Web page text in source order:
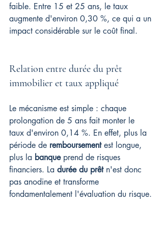
faible. Entre 15 et 25 ans, le taux
augmente d'environ 0,30 %, ce qui a un
impact considérable sur le coût final.
Relation entre durée du prêt
immobilier et taux appliqué
Le mécanisme est simple : chaque
prolongation de 5 ans fait monter le
taux d'environ 0,14 %. En effet, plus la
période de remboursement est longue,
plus la banque prend de risques
financiers. La durée du prêt n'est donc
pas anodine et transforme
fondamentalement l'évaluation du risque.